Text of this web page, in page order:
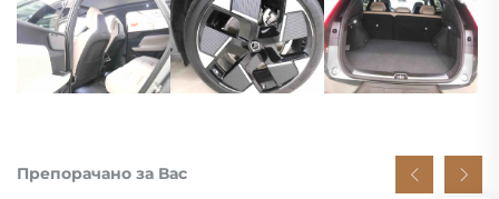
Препорачано за Вас